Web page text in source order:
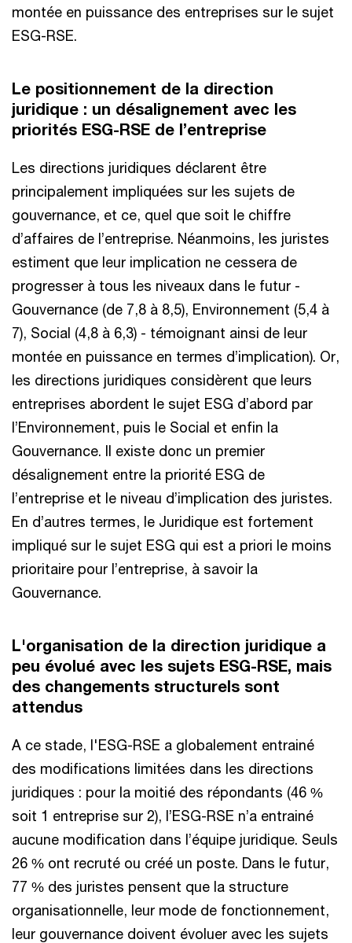
montée en puissance des entreprises sur le sujet
ESG-RSE.
Le positionnement de la direction
juridique : un désalignement avec les
priorités ESG-RSE de l’entreprise
Les directions juridiques déclarent être
principalement impliquées sur les sujets de
gouvernance, et ce, quel que soit le chiffre
d’affaires de l’entreprise. Néanmoins, les juristes
estiment que leur implication ne cessera de
progresser à tous les niveaux dans le futur -
Gouvernance (de 7,8 à 8,5), Environnement (5,4 à
7), Social (4,8 à 6,3) - témoignant ainsi de leur
montée en puissance en termes d’implication). Or,
les directions juridiques considèrent que leurs
entreprises abordent le sujet ESG d’abord par
l’Environnement, puis le Social et enfin la
Gouvernance. Il existe donc un premier
désalignement entre la priorité ESG de
l’entreprise et le niveau d’implication des juristes.
En d’autres termes, le Juridique est fortement
impliqué sur le sujet ESG qui est a priori le moins
prioritaire pour l’entreprise, à savoir la
Gouvernance.
L'organisation de la direction juridique a
peu évolué avec les sujets ESG-RSE, mais
des changements structurels sont
attendus
A ce stade, l'ESG-RSE a globalement entrainé
des modifications limitées dans les directions
juridiques : pour la moitié des répondants (46 %
soit 1 entreprise sur 2), l’ESG-RSE n’a entrainé
aucune modification dans l’équipe juridique. Seuls
26 % ont recruté ou créé un poste. Dans le futur,
77 % des juristes pensent que la structure
organisationnelle, leur mode de fonctionnement,
leur gouvernance doivent évoluer avec les sujets